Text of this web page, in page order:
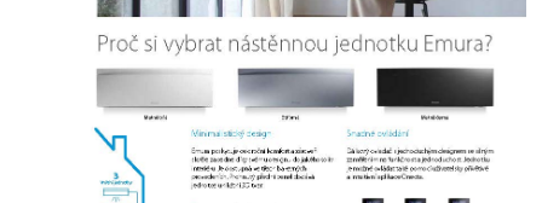
domácích mazlíčků). Stříbrný filtr odstraňující alergeny Zachytává
alergeny, jako je pyl a zajišťuje stálý přívod čistého vzduchu.
Vzduchový filtr Odstraňuje prachové částice ze vzduchu a zajišťuje
stálý přívod čistého vzduchu. Čištění vzduchu LEPŠÍ KVALITA
VZDUCHU UVNITŘ MÍSTNOSTI 90 % svého času trávíte ve vnitřních
prostorách. S vestavěnými čisticími filtry a technologií Flash
Streamer zachytává jednotka Daikin Emura částice prachu, rozkládá
alergeny, odstraňuje nepříjemné pachy a poskytuje lepší a čistší